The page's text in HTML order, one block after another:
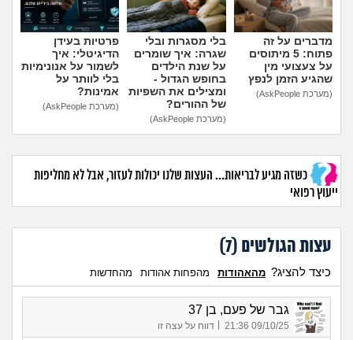
מדברים על זה
פתוח: 5 מיתוסים
על צעצועי מין
שהגיע הזמן לנפץ
(מערכת AskPeople)
בלי מסגרות ובלי
שגרה: איך שומרים
על שנת הילדים
בחופש הגדול -
ומצילים את השפיות
של ההורים?
(מערכת AskPeople)
פרטיות בעידן
הדיגיטלי: איך
לשמור על אנונימיות
בלי לוותר על
אמינות?
(מערכת AskPeople)
כשזה מגיע לבריאות... העצות שלנו יכולות לעזור, אבל לא מחליפות
ייעוץ רפואי
עצות הגולשים (7
)
כיצד להציג? מהאהודות מהפחות אהודות מהחדשות
גבר של פעם, בן 37
09/10/25 21:36 דווח על עצה זו